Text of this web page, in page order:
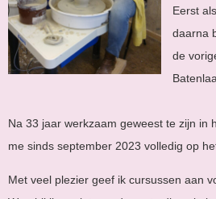
Eerst
daarna
de
Na 33 jaar werkzaam geweest te zijn in
me sinds september 2023 volledig op
Met veel plezier geef ik cursussen aan